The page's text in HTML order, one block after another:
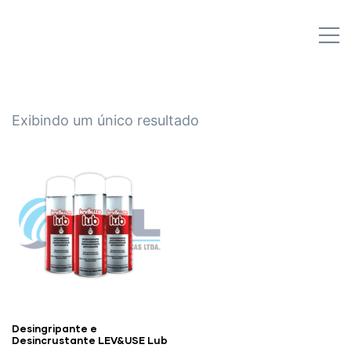
Exibindo um único resultado
Desingripante e
Desincrustante LEV&USE Lub